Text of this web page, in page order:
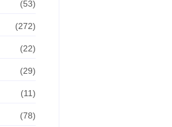
(53)
(272)
(22)
(29)
(11)
(78)